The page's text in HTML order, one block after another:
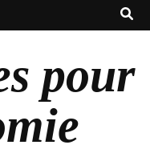
pour